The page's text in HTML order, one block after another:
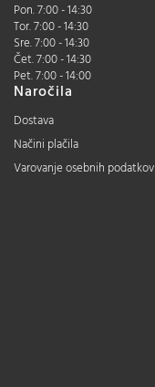
Pon. 7:00 - 14:30
Tor. 7:00 - 14:30
Sre. 7:00 - 14:30
Čet. 7:00 - 14:30
Pet. 7:00 - 14:00
Naročila
Dostava
Načini plačila
Varovanje osebnih podatkov